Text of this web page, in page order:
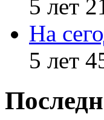
5 лет
На
5 лет